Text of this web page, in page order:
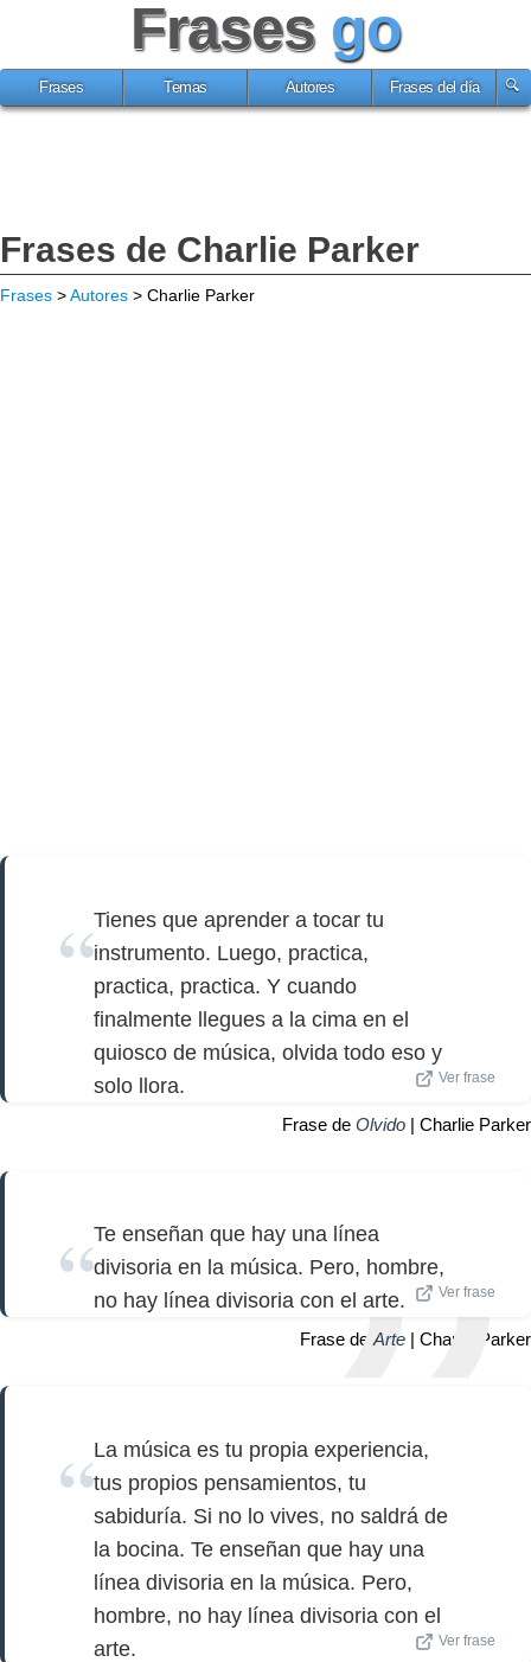
Frases go
Frases Temas Autores Frases del día
Frases de Charlie Parker
Frases >Autores > Charlie Parker
Tienes que aprender a tocar tu
instrumento. Luego, practica,
practica, practica. Y cuando
finalmente llegues a la cima en el
quiosco de música, olvida todo eso y
solo llora.
Ver frase
Frase de Olvido | Charlie Parker
Te enseñan que hay una línea
divisoria en la música. Pero, hombre,
no hay línea divisoria con el arte.
Ver frase
Frase de Arte | Charlie Parker
La música es tu propia experiencia,
tus propios pensamientos, tu
sabiduría. Si no lo vives, no saldrá de
la bocina. Te enseñan que hay una
línea divisoria en la música. Pero,
hombre, no hay línea divisoria con el
arte.
Ver frase